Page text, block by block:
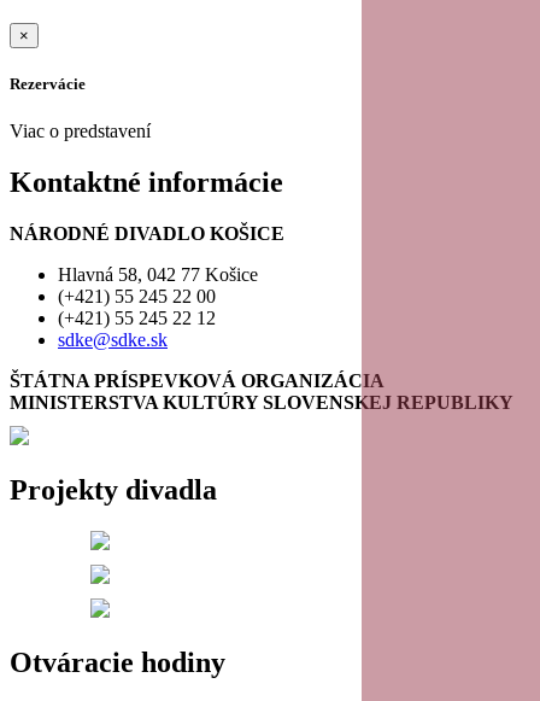
13
14
17
18
20
23
Elaine Murphy: MOJE BABY sobota 10. október 2026 - 19:00 /sk/cinohra/elaine-murphy-
moje-baby https://www.sdke.sk/sites/default/files/styles/normal_size/public/2017-
05/moje_baby1.jpg?itok=hcXBFf_V https://svk-
×
Rezervácie
Viac o predstavení
Kontaktné informácie
NÁRODNÉ DIVADLO KOŠICE
Hlavná 58, 042 77 Košice
(+421) 55 245 22 00
(+421) 55 245 22 12
sdke@sdke.sk
ŠTÁTNA PRÍSPEVKOVÁ ORGANIZÁCIA
MINISTERSTVA KULTÚRY SLOVENSKEJ REPUBLIKY
Projekty divadla
Otváracie hodiny